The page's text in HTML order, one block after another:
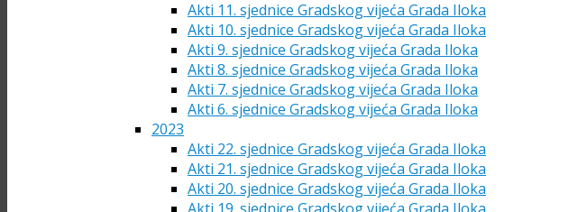
Akti 11. sjednice Gradskog vijeća Grada Iloka
Akti 10. sjednice Gradskog vijeća Grada Iloka
Akti 9. sjednice Gradskog vijeća Grada Iloka
Akti 8. sjednice Gradskog vijeća Grada Iloka
Akti 7. sjednice Gradskog vijeća Grada Iloka
Akti 6. sjednice Gradskog vijeća Grada Iloka
2023
Akti 22. sjednice Gradskog vijeća Grada Iloka
Akti 21. sjednice Gradskog vijeća Grada Iloka
Akti 20. sjednice Gradskog vijeća Grada Iloka